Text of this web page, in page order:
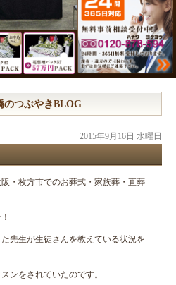
つぶやきBLOG
2015年9月16日 水曜日
・枚方市でのお葬式・家族葬・直葬
先生が生徒さんを教えている状況を
ンをされていたのです。